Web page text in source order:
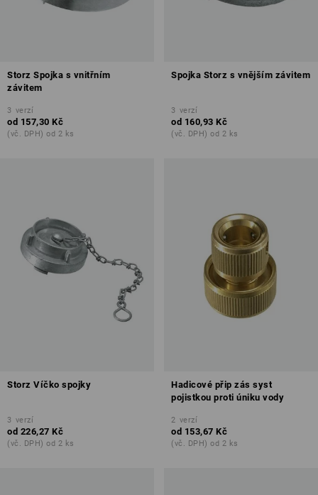
Storz Spojka s vnitřním
závitem
3 verzí
od 157,30 Kč
(vč. DPH) od 2 ks
Spojka Storz s vnějším závitem
3 verzí
od 160,93 Kč
(vč. DPH) od 2 ks
Storz Víčko spojky
3 verzí
od 226,27 Kč
(vč. DPH) od 2 ks
Hadicové přip zás syst
pojistkou proti úniku vody
2 verzí
od 153,67 Kč
(vč. DPH) od 2 ks